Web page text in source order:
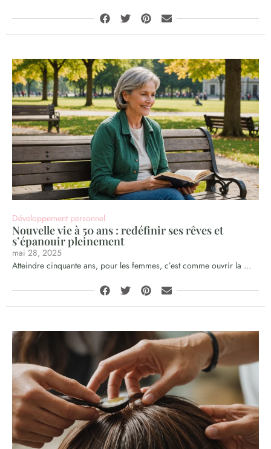
Développement personnel
Nouvelle vie à 50 ans : redéfinir ses rêves et
s’épanouir pleinement
mai 28, 2025
Atteindre cinquante ans, pour les femmes, c’est comme ouvrir la ...